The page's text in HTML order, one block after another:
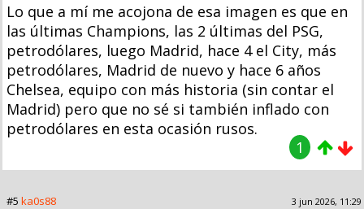
Lo que a mí me acojona de esa imagen es que en
las últimas Champions, las 2 últimas del PSG,
petrodólares, luego Madrid, hace 4 el City, más
petrodólares, Madrid de nuevo y hace 6 años
Chelsea, equipo con más historia (sin contar el
Madrid) pero que no sé si también inflado con
petrodólares en esta ocasión rusos.
1
#5 ka0s88 3 jun 2026, 11:29